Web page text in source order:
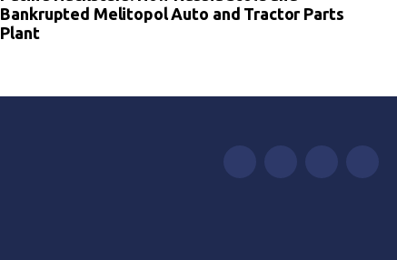
Bankrupted Melitopol Auto and Tractor Parts
Plant